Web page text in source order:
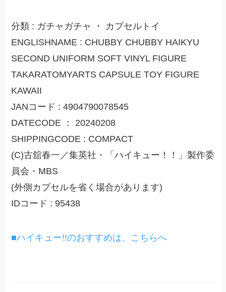
分類 : ガチャガチャ ・ カプセルトイ
ENGLISHNAME : CHUBBY CHUBBY HAIKYU
SECOND UNIFORM SOFT VINYL FIGURE
TAKARATOMYARTS CAPSULE TOY FIGURE
KAWAII
JANコード : 4904790078545
DATECODE ： 20240208
SHIPPINGCODE : COMPACT
(C)古舘春一／集英社・「ハイキュー！！」製作委
員会・MBS
(外側カプセルを省く場合があります)
IDコード : 95438
■ハイキュー!!のおすすめは、こちらへ